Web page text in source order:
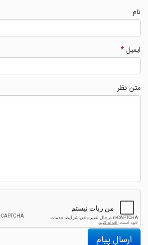
ایمیل*
متن نظر
ارسال پیام